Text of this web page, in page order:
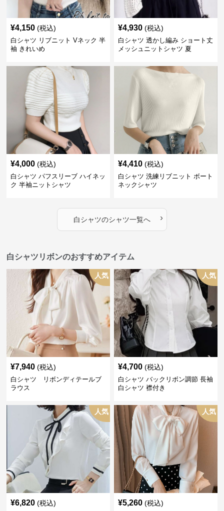
¥4,150 (税込)
白シャツ リブニット Vネック 半
袖 きれいめ
¥4,930 (税込)
白シャツ 透かし編み ショート丈
メッシュニットシャツ 夏
¥4,000 (税込)
白シャツ パフスリーブ ハイネッ
ク 半袖ニットシャツ
¥4,410 (税込)
白シャツ 洗練リブニット ボート
ネックシャツ
白シャツのシャツ一覧へ ›
白シャツリボンのおすすめアイテム
人気
¥7,940 (税込)
白シャツ リボンディテールブ
ラウス
人気
¥4,700 (税込)
白シャツ バックリボン調節 長袖
白シャツ 襟付き
人気
¥6,820 (税込)
人気
¥5,260 (税込)